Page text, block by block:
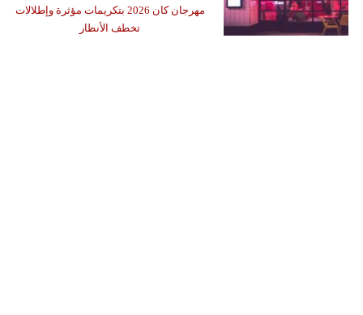
مهرجان كان 2026 بتكريمات مؤثرة وإطلالات
تخطف الأنظار